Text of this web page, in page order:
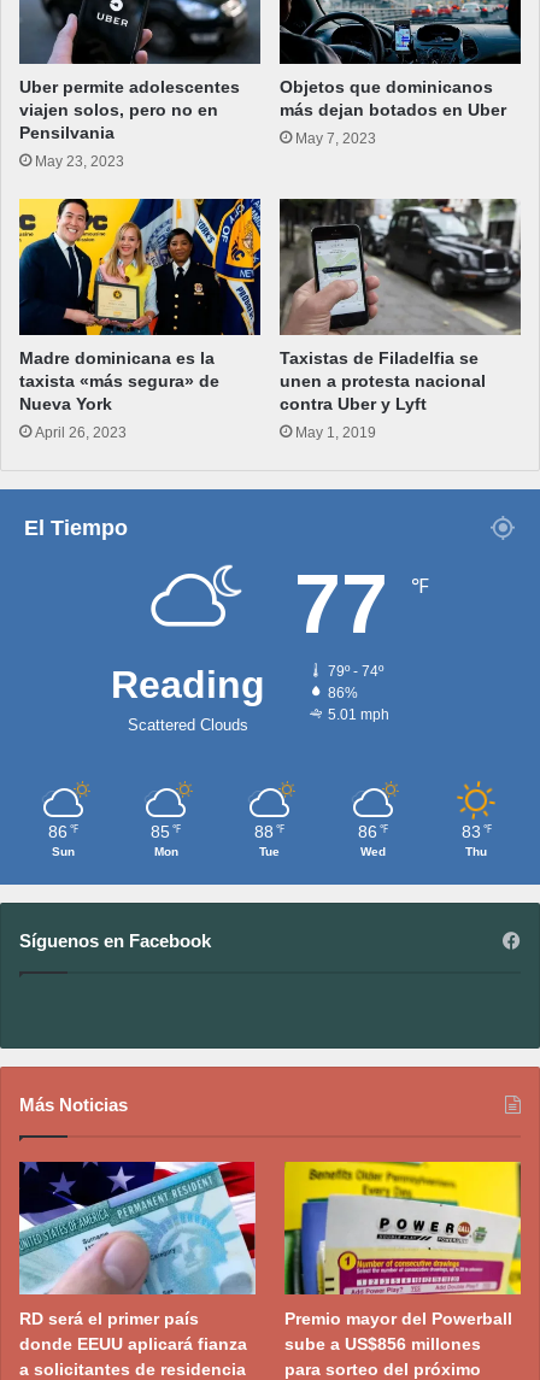
Uber permite adolescentes
viajen solos, pero no en
Pensilvania
May 23, 2023
Objetos que dominicanos
más dejan botados en Uber
May 7, 2023
Madre dominicana es la
taxista «más segura» de
Nueva York
April 26, 2023
Taxistas de Filadelfia se
unen a protesta nacional
contra Uber y Lyft
May 1, 2019
El Tiempo
Reading
Scattered Clouds
77 ℉
79º - 74º
86%
5.01 mph
86 ℉
Sun
85 ℉
Mon
88 ℉
Tue
86 ℉
Wed
83 ℉
Thu
Síguenos en Facebook
Más Noticias
RD será el primer país
donde EEUU aplicará fianza
a solicitantes de residencia
Premio mayor del Powerball
sube a US$856 millones
para sorteo del próximo